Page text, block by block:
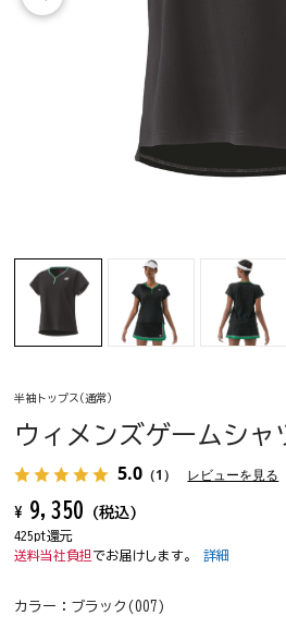
半袖トップス(通常)
ウィメンズゲームシ
5.0 （1） レビューを見る
¥ 9,350 (税込)
425pt還元
送料当社負担 でお届けします。詳細
カラー： ブラック(007)